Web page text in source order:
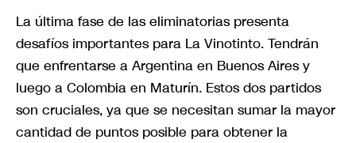
La última fase de las eliminatorias presenta
desafíos importantes para La Vinotinto. Tendrán
que enfrentarse a Argentina en Buenos Aires y
luego a Colombia en Maturín. Estos dos partidos
son cruciales, ya que se necesitan sumar la mayor
cantidad de puntos posible para obtener la